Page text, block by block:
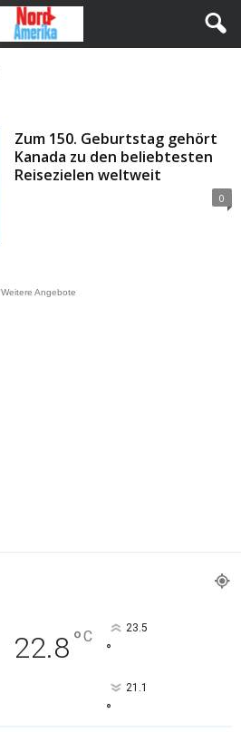
Zum 150. Geburtstag gehört
Kanada zu den beliebtesten
Reisezielen weltweit
0
Weitere Angebote
22.8°C 23.5
°
21.1
°